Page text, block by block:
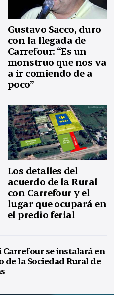
Gustavo Sacco, duro
con la llegada de
Carrefour: “Es un
monstruo que nos va
a ir comiendo de a
poco”
Los detalles del
acuerdo de la Rural
con Carrefour y el
lugar que ocupará en
el predio ferial
Carrefour se instalará en
de la Sociedad Rural de